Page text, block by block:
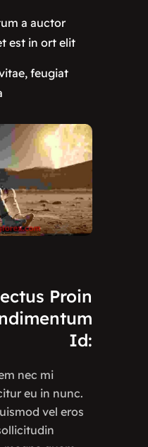
a auctor
est in ort elit
feugiat
Proin
Id:
nec mi
eu in nunc.
vel eros